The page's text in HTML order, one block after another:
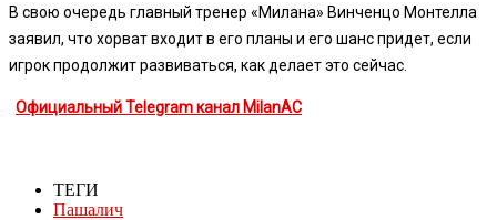
В свою очередь главный тренер «Милана» Винченцо Монтелла
заявил, что хорват входит в его планы и его шанс придет, если
игрок продолжит развиваться, как делает это сейчас.
Официальный Telegram канал MilanAC
ТЕГИ
Пашалич